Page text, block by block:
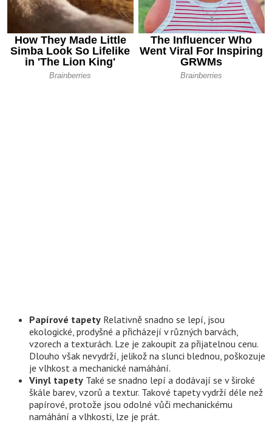
Papírové tapety Relativně snadno se lepí, jsou
ekologické, prodyšné a přicházejí v různých barvách,
vzorech a texturách. Lze je zakoupit za přijatelnou cenu.
Dlouho však nevydrží, jelikož na slunci blednou, poškozuje
je vlhkost a mechanické namáhání.
Vinyl tapety Také se snadno lepí a dodávají se v široké
škále barev, vzorů a textur. Takové tapety vydrží déle než
papírové, protože jsou odolné vůči mechanickému
namáhání a vlhkosti, lze je prát.